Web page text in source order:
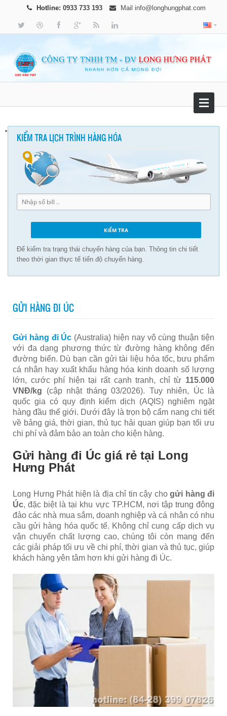
Hotline: 0933 733 193 Mail info@longhungphat.com
KIỂM TRA LỊCH TRÌNH HÀNG HÓA
Để kiểm tra trạng thái chuyến hàng của bạn. Thông tin chi tiết
theo thời gian thực tế tiến độ chuyến hàng.
GỬI HÀNG ĐI ÚC
Gửi hàng đi Úc (Australia) hiện nay vô cùng thuận tiện
với đa dạng phương thức từ đường hàng không đến
đường biển. Dù bạn cần gửi tài liệu hỏa tốc, bưu phẩm
cá nhân hay xuất khẩu hàng hóa kinh doanh số lượng
lớn, cước phí hiện tại rất cạnh tranh, chỉ từ 115.000
VNĐ/kg (cập nhật tháng 03/2026). Tuy nhiên, Úc là
quốc gia có quy định kiểm dịch (AQIS) nghiêm ngặt
hàng đầu thế giới. Dưới đây là trọn bộ cẩm nang chi tiết
về bảng giá, thời gian, thủ tục hải quan giúp bạn tối ưu
chi phí và đảm bảo an toàn cho kiện hàng.
Gửi hàng đi Úc giá rẻ tại Long
Hưng Phát
Long Hưng Phát hiện là địa chỉ tin cậy cho gửi hàng đi
Úc, đặc biệt là tại khu vực TP.HCM, nơi tập trung đông
đảo các nhà mua sắm, doanh nghiệp và cá nhân có nhu
cầu gửi hàng hóa quốc tế. Không chỉ cung cấp dịch vụ
vận chuyển chất lượng cao, chúng tôi còn mang đến
các giải pháp tối ưu về chi phí, thời gian và thủ tục, giúp
khách hàng yên tâm hơn khi gửi hàng đi Úc.